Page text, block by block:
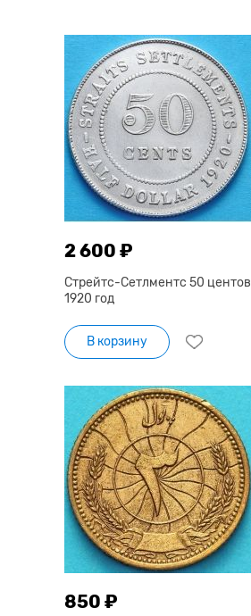
2 600 ₽
Стрейтс-Сетлментс 50 центов
1920 год
В корзину
850 ₽